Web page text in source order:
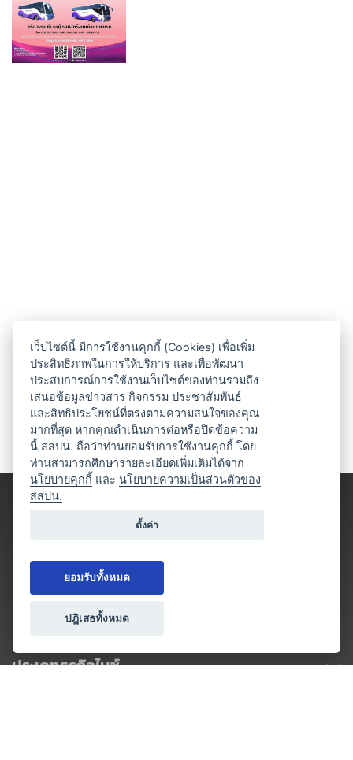
ประเภทธุรกิจไมซ์
เว็บไซต์นี้ มีการใช้งานคุกกี้ (Cookies) เพื่อเพิ่ม
ประสิทธิภาพในการให้บริการ และเพื่อพัฒนา
ประสบการณ์การใช้งานเว็บไซต์ของท่านรวมถึง
เสนอข้อมูลข่าวสาร กิจกรรม ประชาสัมพันธ์
และสิทธิประโยชน์ที่ตรงตามความสนใจของคุณ
มากที่สุด หากคุณดำเนินการต่อหรือปิดข้อความ
นี้ สสปน. ถือว่าท่านยอมรับการใช้งานคุกกี้ โดย
ท่านสามารถศึกษารายละเอียดเพิ่มเติมได้จาก
นโยบายคุกกี้ และนโยบายความเป็นส่วนตัวของ
สสปน.
ตั้งค่า
ยอมรับทั้งหมด
ปฎิเสธทั้งหมด